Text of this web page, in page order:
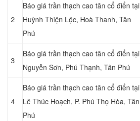
2
Báo giá trần thạch cao tân cổ điển tại
Huỳnh Thiện Lộc, Hoà Thanh, Tân
Phú
3
Báo giá trần thạch cao tân cổ điển tại
Nguyễn Sơn, Phú Thạnh, Tân Phú
4
Báo giá trần thạch cao tân cổ điển tại
Lê Thúc Hoạch, P. Phú Thọ Hòa, Tân
Phú